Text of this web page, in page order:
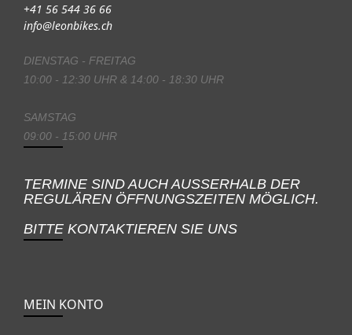
+41 56 544 36 66
info@leonbikes.ch
DIENSTAG - FREITAG
10:00 - 12:30 UHR & 14:00 - 18:30 UHR
SAMSTAG
09:00 - 15:00 UHR
TERMINE SIND AUCH AUSSERHALB DER
REGULÄREN ÖFFNUNGSZEITEN MÖGLICH.
BITTE KONTAKTIEREN SIE UNS
MEIN KONTO